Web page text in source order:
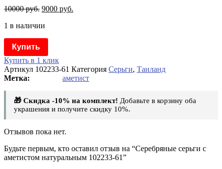
10000руб. 9000 руб.
1 в наличии
Купить
Купить в 1 клик
Артикул 102233-61 Категория Серьги, Таиланд
аметист
🎁 Скидка -10% на комплект! Добавьте в корзину оба
украшения и получите скидку 10%.
Отзывов пока нет.
Будьте первым, кто оставил отзыв на “Серебряные серьги с
аметистом натуральным 102233-61”